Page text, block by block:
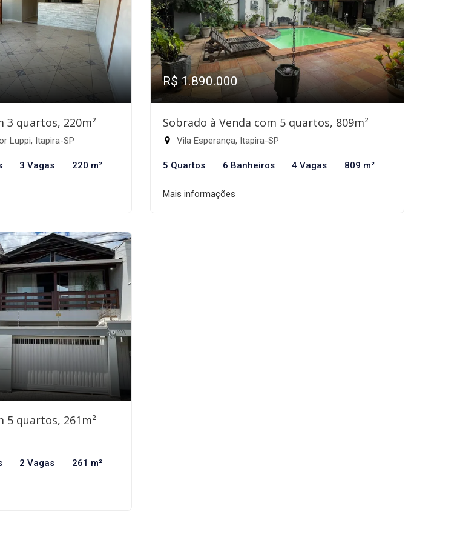
3 quartos, 220m²
Luppi, Itapira-SP
3 Vagas 220 m²
R$ 1.890.000
Sobrado à Venda com 5 quartos, 809m²
Vila Esperança, Itapira-SP
5 Quartos 6 Banheiros 4 Vagas 809 m²
Mais informações
5 quartos, 261m²
2 Vagas 261 m²